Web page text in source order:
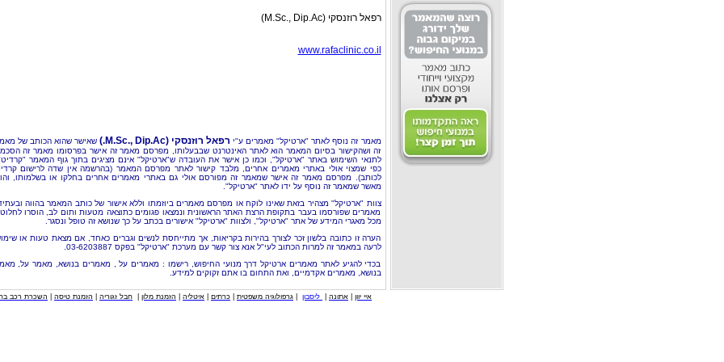
רפאל רוזנסקי (M.Sc., Dip.Ac)
www.rafaclinic.co.il
מאמר זה נוסף לאתר "ארטיקל" מאמרים ע"י רפאל רוזנסקי (M.Sc., Dip.Ac.)
שאישר שהוא הכותב של
זה ושהקישור בסיום המאמר הוא לאתר האינטרנט שבבעלותו, מפרסם מאמר זה אישר בפרסומו מאמר זה
לתנאי השימוש באתר "ארטיקל", וכמו כן אישר את העובדה ש"ארטיקל" אינם מציגים בתוך גוף המאמר
כפי שמצוי אולי באתרי מאמרים אחרים, מלבד קישור לאתר מפרסם המאמר (בהרשמה אין שדה לרישום
לכותב). מפרסם מאמר זה אישר שמאמר זה מפורסם אולי גם באתרי מאמרים אחרים בחלקו או בשלמותו,
מאשר שמאמר זה נוסף על ידו לאתר "ארטיקל".
צוות "ארטיקל" מצהיר בזאת שאינו לוקח או מפרסם מאמרים ביוזמתו וללא אישור של כותב המאמר בהווה
מאמרים שפורסמו בעבר בתקופת הרצת האתר הראשונית ונמצאו פגומים כתוצאה מטעות ותום לב, הוסרו
מכל מאגרי המידע של אתר "ארטיקל", ולצוות "ארטיקל" אישורים בכתב על כך שנושא זה טופל ונסגר.
הערה זו כתובה בלשון זכר לצורך בהירות בקריאות, אך מתייחסת לנשים וגברים כאחד, אם מצאת טעות או
לרעה במאמר זה למרות הכתוב לעי"ל אנא צור קשר עם מערכת "ארטיקל" בפקס 03-6203887.
בכדי להגיע לאתר מאמרים ארטיקל דרך מנועי החיפוש, רישמו : מאמרים על , מאמרים בנושא, מאמר על,
בנושא, מאמרים אקדמיים, ואת התחום בו אתם זקוקים למידע.
איי יוון אתונה ליסבון גרפולוגיה משפטית כרתים איטליה הזמנת מלון חבל זגוריה הזמנת טיסה השכרת רכב